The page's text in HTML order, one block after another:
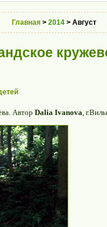
Главная > 2014 > Август
Автор Dalia Ivanova,